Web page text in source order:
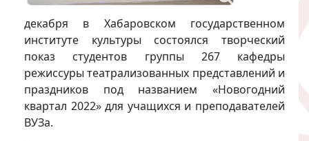
декабря в Хабаровском государственном
институте культуры состоялся творческий
показ студентов группы 267 кафедры
режиссуры театрализованных представлений и
праздников под названием «Новогодний
квартал 2022» для учащихся и преподавателей
ВУЗа.